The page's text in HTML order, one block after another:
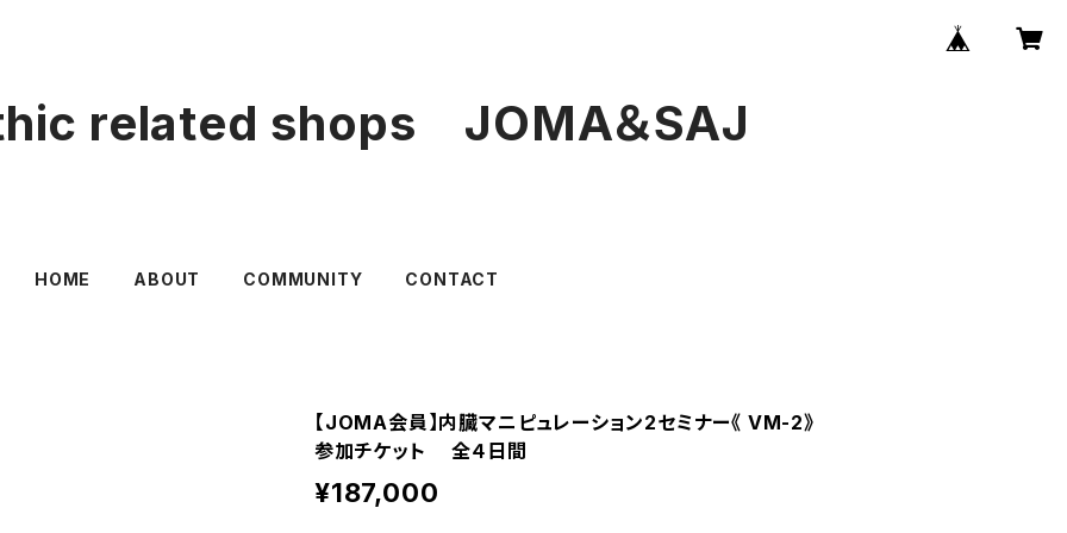
related shops JOMA＆SAJ
HOME ABOUT COMMUNITY CONTACT
【JOMA会員】内臓マニピュレーション2セミナー《 VM-2》
参加チケット 全４日間
¥187,000